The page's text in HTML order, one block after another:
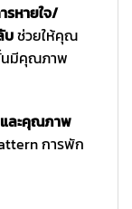
หายใจ/
บช่วยให้คุณ
นมีคุณภาพ
ละคุณภาพ
การพัก